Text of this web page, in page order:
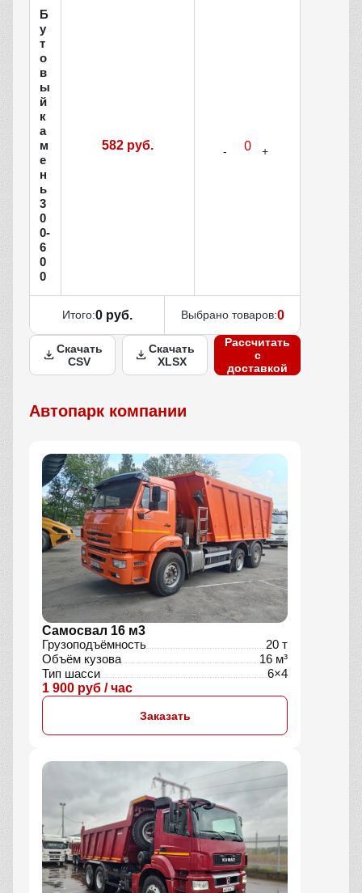
Б
у
т
о
в
ы
й
к
а
м
е
н
ь
3
0
0-
6
0
0
582 руб.
Итого:0 руб. Выбрано товаров:0
Скачать
CSV
Скачать
XLSX
Рассчитать
с
доставкой
Автопарк компании
Самосвал 16 м3
Грузоподъёмность
20 т
Объём кузова
16 м³
Тип шасси
6×4
1 900 руб / час
Заказать